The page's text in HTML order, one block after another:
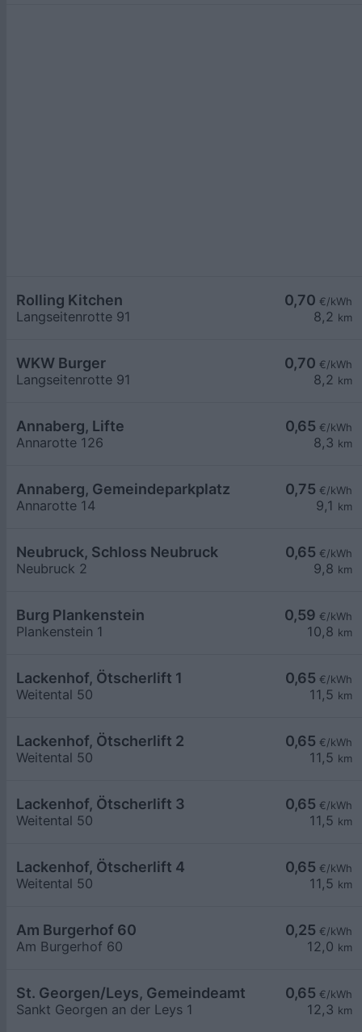
0,70 €/kWh
8,2 km
Rolling Kitchen
Langseitenrotte 91
0,70 €/kWh
8,2 km
WKW Burger
Langseitenrotte 91
0,65 €/kWh
8,3 km
Annaberg, Lifte
Annarotte 126
0,75 €/kWh
9,1 km
Annaberg, Gemeindeparkplatz
Annarotte 14
0,65 €/kWh
9,8 km
Neubruck, Schloss Neubruck
Neubruck 2
0,59 €/kWh
10,8 km
Burg Plankenstein
Plankenstein 1
0,65 €/kWh
11,5 km
Lackenhof, Ötscherlift 1
Weitental 50
0,65 €/kWh
11,5 km
Lackenhof, Ötscherlift 2
Weitental 50
0,65 €/kWh
11,5 km
Lackenhof, Ötscherlift 3
Weitental 50
0,65 €/kWh
11,5 km
Lackenhof, Ötscherlift 4
Weitental 50
0,25 €/kWh
12,0 km
Am Burgerhof 60
Am Burgerhof 60
0,65 €/kWh
12,3 km
St. Georgen/Leys, Gemeindeamt
Sankt Georgen an der Leys 1